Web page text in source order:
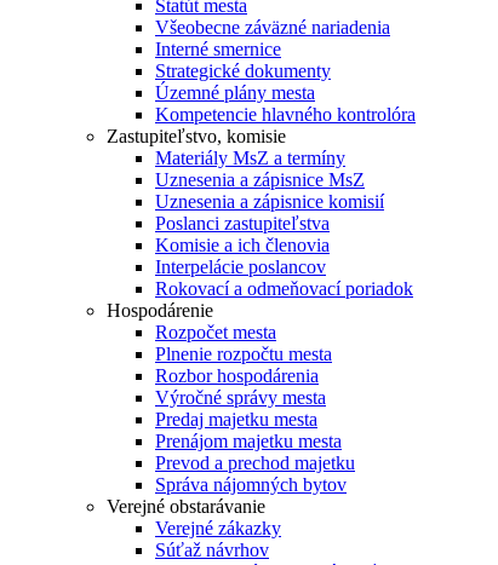
Štatút mesta
Všeobecne záväzné nariadenia
Interné smernice
Strategické dokumenty
Územné plány mesta
Kompetencie hlavného kontrolóra
Zastupiteľstvo, komisie
Materiály MsZ a termíny
Uznesenia a zápisnice MsZ
Uznesenia a zápisnice komisií
Poslanci zastupiteľstva
Komisie a ich členovia
Interpelácie poslancov
Rokovací a odmeňovací poriadok
Hospodárenie
Rozpočet mesta
Plnenie rozpočtu mesta
Rozbor hospodárenia
Výročné správy mesta
Predaj majetku mesta
Prenájom majetku mesta
Prevod a prechod majetku
Správa nájomných bytov
Verejné obstarávanie
Verejné zákazky
Súťaž návrhov